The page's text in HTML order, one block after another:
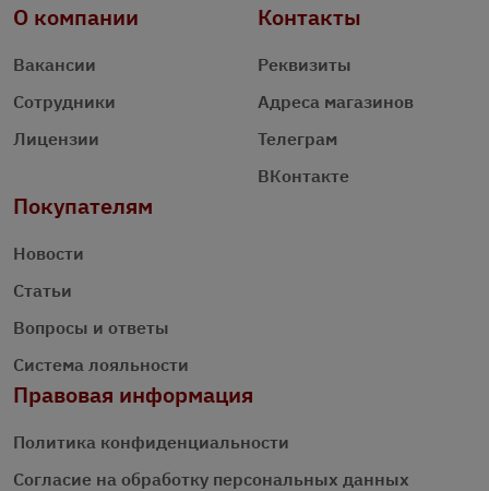
О компании
Вакансии
Сотрудники
Лицензии
Контакты
Реквизиты
Адреса магазинов
Телеграм
ВКонтакте
Покупателям
Новости
Статьи
Вопросы и ответы
Система лояльности
Правовая информация
Политика конфиденциальности
Согласие на обработку персональных данных